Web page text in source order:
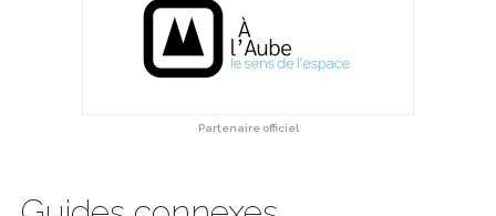
Partenaire officiel